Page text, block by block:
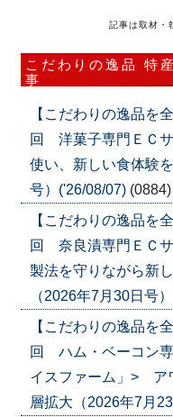
記事は取材・
こだわりの逸品 特
事
【こだわりの逸品を
回 洋菓子専門ＥＣ
使い、新しい食体験
号）('26/08/07) (0884)
【こだわりの逸品を
回 奈良漬専門ＥＣ
製法を守りながら新
（2026年7月30日号
【こだわりの逸品を
回 ハム・ベーコン
イスファーム」> ア
層拡大（2026年7月